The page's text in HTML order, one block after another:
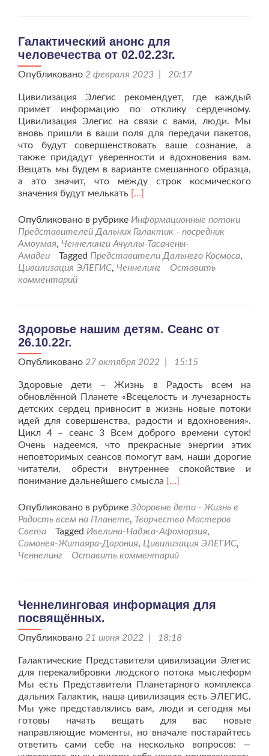
Галактический анонс для
человечества от 02.02.23г.
Опубликовано 2 февраля 2023 | 20:17
Цивилизация Элегис рекомендует, где каждый
примет информацию по отклику сердечному.
Цивилизация Элегис на связи с вами, люди. Мы
вновь пришли в ваши поля для передачи пакетов,
что будут совершенствовать ваше сознание, а
также придадут уверенности и вдохновения вам.
Вещать мы будем в варианте смешанного образца,
а это значит, что между строк космического
значения будут мелькать Читать
проГалактический
анонс
для
человечества
от
[…]
Опубликовано в рубрике Информационные потоки
Представителей Дальних Галактик - посредник
Амоумая, Ченнелинги Ачуллы-Тасачены-
Амадеи
Tagged Представители Дальнего Космоса,
Цивилизация ЭЛЕГИС, Ченнелинг
Оставить
комментарий
Здоровье нашим детям. Сеанс от
26.10.22г.
Опубликовано 27 октября 2022 | 15:15
Здоровые дети – Жизнь в Радость всем на
обновлённой Планете «Всецелость и лучезарность
детских сердец привносит в жизнь новые потоки
идей для совершенства, радости и вдохновения».
Цикл 4 – сеанс 3 Всем доброго времени суток!
Очень надеемся, что прекрасные энергии этих
неповторимых сеансов помогут вам, наши дорогие
читатели, обрести внутреннее спокойствие и
понимание дальнейшего смысла Читать
проЗдоровье
нашим
детям.
Сеанс
от
[…]
Опубликовано в рубрике Здоровые дети - Жизнь в
Радость всем на Планете, Творчество Мастеров
Света
Tagged Ивелина-Наджа-Афоморзия,
Самонея-Житаяра-Дарония, Цивилизация ЭЛЕГИС,
Ченнелинг
Оставить комментарий
Ченнелинговая информация для
посвящённых.
Опубликовано 21 июня 2022 | 18:18
Галактические Представители цивилизации Элегис
для перекалибровки людского потока мыслеформ
Мы есть Представители Планетарного комплекса
дальних Галактик, наша цивилизация есть ЭЛЕГИС.
Мы уже представлялись вам, люди и сегодня мы
готовы начать вещать для вас новые
направляющие моменты, но вначале постарайтесь
ответить сами себе на несколько вопросов: —